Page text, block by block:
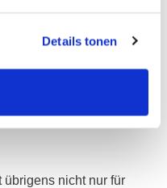
Details tonen
nicht nur für